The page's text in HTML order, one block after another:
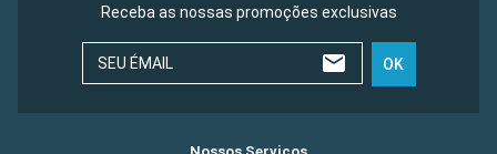
Receba as nossas promoções exclusivas
SEU ÉMAIL OK